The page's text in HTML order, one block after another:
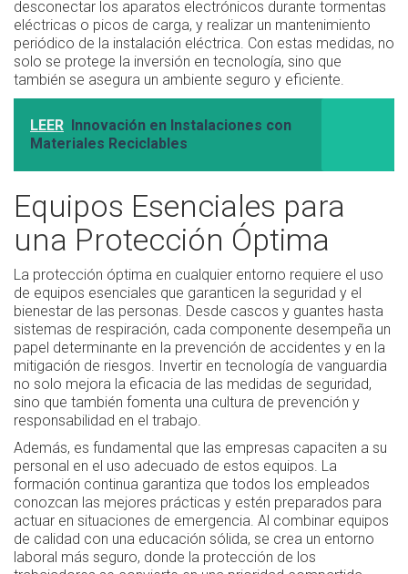
desconectar los aparatos electrónicos durante tormentas
eléctricas o picos de carga, y realizar un mantenimiento
periódico de la instalación eléctrica. Con estas medidas, no
solo se protege la inversión en tecnología, sino que
también se asegura un ambiente seguro y eficiente.
LEER
Innovación en Instalaciones con
Materiales Reciclables
Equipos Esenciales para
una Protección Óptima
La protección óptima en cualquier entorno requiere el uso
de equipos esenciales que garanticen la seguridad y el
bienestar de las personas. Desde cascos y guantes hasta
sistemas de respiración, cada componente desempeña un
papel determinante en la prevención de accidentes y en la
mitigación de riesgos. Invertir en tecnología de vanguardia
no solo mejora la eficacia de las medidas de seguridad,
sino que también fomenta una cultura de prevención y
responsabilidad en el trabajo.
Además, es fundamental que las empresas capaciten a su
personal en el uso adecuado de estos equipos. La
formación continua garantiza que todos los empleados
conozcan las mejores prácticas y estén preparados para
actuar en situaciones de emergencia. Al combinar equipos
de calidad con una educación sólida, se crea un entorno
laboral más seguro, donde la protección de los